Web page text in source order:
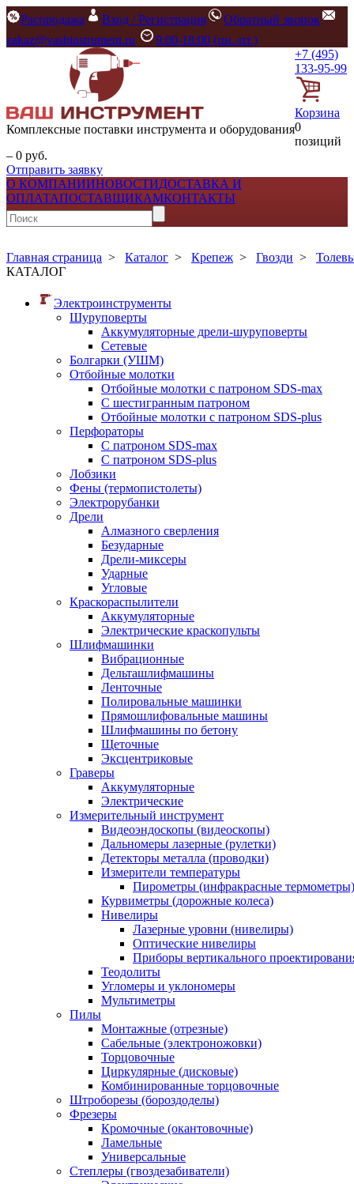
Распродажа Вход / Регистрация
Обратный звонок
zakaz@vashinstrument.ru
9:00-18:00 (пн.-пт.)
Комплексные поставки инструмента и оборудования
+7 (495)
133-95-99
Корзина
0
позиций
– 0 руб.
Отправить заявку
О КОМПАНИИНОВОСТИДОСТАВКА И
ОПЛАТАПОСТАВЩИКАМКОНТАКТЫ
Главная страница > Каталог > Крепеж > Гвозди >
КАТАЛОГ
Электроинструменты
Шуруповерты
Аккумуляторные дрели-шуруповерты
Сетевые
Болгарки (УШМ)
Отбойные молотки
Отбойные молотки с патроном SDS-max
С шестигранным патроном
Отбойные молотки с патроном SDS-plus
Перфораторы
С патроном SDS-max
С патроном SDS-plus
Лобзики
Фены (термопистолеты)
Электрорубанки
Дрели
Алмазного сверления
Безударные
Дрели-миксеры
Ударные
Угловые
Краскораспылители
Аккумуляторные
Электрические краскопульты
Шлифмашинки
Вибрационные
Дельташлифмашины
Ленточные
Полировальные машинки
Прямошлифовальные машины
Шлифмашины по бетону
Щеточные
Эксцентриковые
Граверы
Аккумуляторные
Электрические
Измерительный инструмент
Видеоэндоскопы (видеоскопы)
Дальномеры лазерные (рулетки)
Детекторы металла (проводки)
Измерители температуры
Пирометры (инфракрасные термометры)
Курвиметры (дорожные колеса)
Нивелиры
Лазерные уровни (нивелиры)
Оптические нивелиры
Приборы вертикального
Теодолиты
Угломеры и уклономеры
Мультиметры
Пилы
Монтажные (отрезные)
Сабельные (электроножовки)
Торцовочные
Циркулярные (дисковые)
Комбинированные торцовочные
Штроборезы (бороздоделы)
Фрезеры
Кромочные (окантовочные)
Ламельные
Универсальные
Степлеры (гвоздезабиватели)